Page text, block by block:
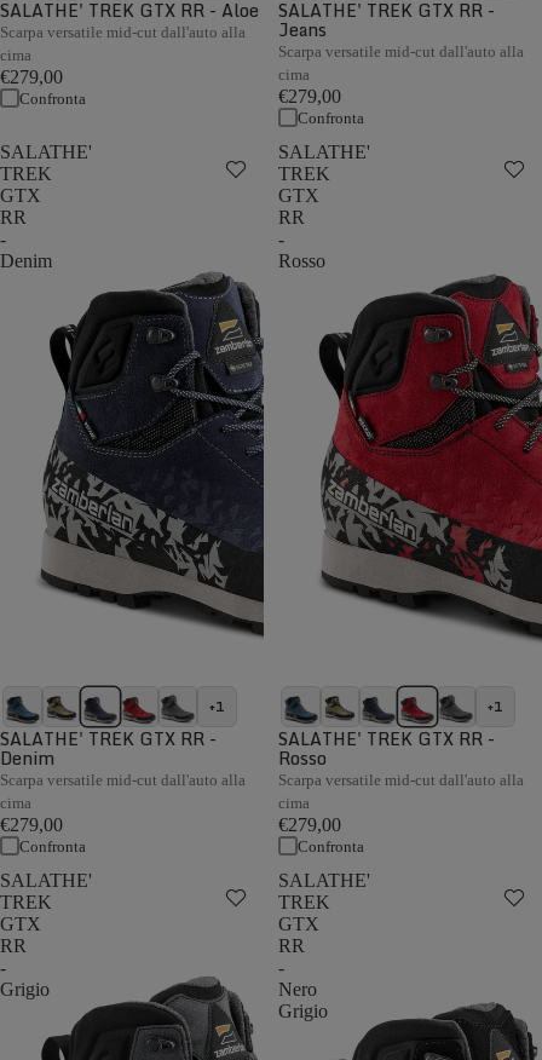
SALATHE' TREK GTX RR - Aloe
Scarpa versatile mid-cut dall'auto alla
cima
€279,00
Confronta
SALATHE' TREK GTX RR -
Jeans
Scarpa versatile mid-cut dall'auto alla
cima
€279,00
Confronta
SALATHE'
TREK
GTX
RR
-
Denim
+1
SALATHE' TREK GTX RR -
Denim
Scarpa versatile mid-cut dall'auto alla
cima
€279,00
Confronta
SALATHE'
TREK
GTX
RR
-
Rosso
+1
SALATHE' TREK GTX RR -
Rosso
Scarpa versatile mid-cut dall'auto alla
cima
€279,00
Confronta
SALATHE'
TREK
GTX
RR
-
Grigio
SALATHE'
TREK
GTX
RR
-
Nero
Grigio